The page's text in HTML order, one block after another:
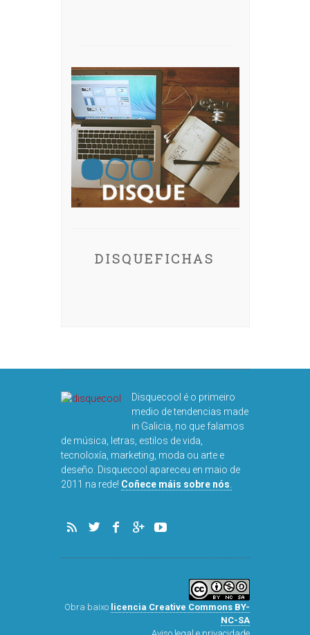
DISQUEFICHAS
Disquecool é o primeiro
medio de tendencias made
in Galicia, no que falamos
de música, letras, estilos de vida,
tecnoloxía, marketing, moda ou arte e
deseño. Disquecool apareceu en maio de
2011 na rede! Coñece máis sobre nós
Obra baixo licencia Creative Commons BY-
NC-SA
Aviso legal e privacidade